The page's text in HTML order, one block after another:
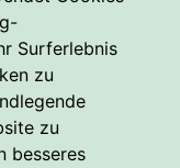
Surferlebnis
zu
zu
besseres